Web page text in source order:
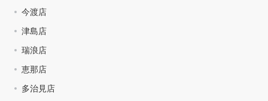
今渡店
津島店
瑞浪店
恵那店
多治見店